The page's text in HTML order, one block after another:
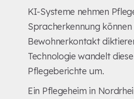
KI-Systeme nehmen
Spracherkennung
Bewohnerkontakt
Technologie wandelt
Pflegeberichte um.
Ein Pflegeheim in